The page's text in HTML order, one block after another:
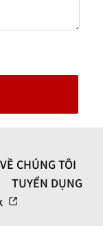
VỀ CHÚNG TÔI
TUYỂN DỤNG